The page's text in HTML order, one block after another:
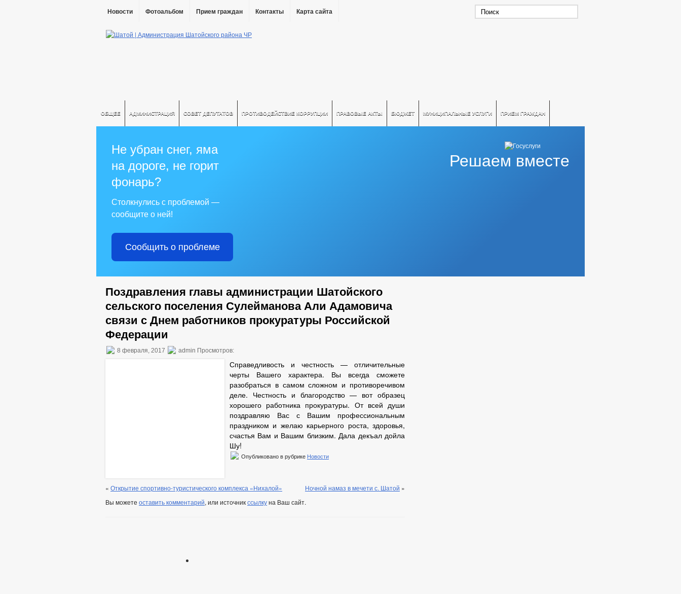
Новости Фотоальбом Прием граждан Контакты Карта сайта
ОБЩЕЕ АДМИНИСТРАЦИЯ СОВЕТ ДЕПУТАТОВ ПРОТИВОДЕЙСТВИЕ КОРРУПЦИИ ПРАВОВЫЕ АКТЫ БЮДЖЕТ МУНИЦИПАЛЬНЫЕ УСЛУГИ ПРИЕМ ГРАЖДАН
Решаем вместе
Не убран снег, яма
на дороге, не горит
фонарь?
Столкнулись с проблемой —
сообщите о ней!
Сообщить о проблеме
Поздравления главы администрации Шатойского
сельского поселения Сулейманова Али Адамовича
связи с Днем работников прокуратуры Российской
Федерации
8 февраля, 2017 admin Просмотров:
Справедливость и честность — отличительные
черты Вашего характера. Вы всегда сможете
разобраться в самом сложном и противоречивом
деле. Честность и благородство — вот образец
хорошего работника прокуратуры. От всей души
поздравляю Вас с Вашим профессиональным
праздником и желаю карьерного роста, здоровья,
счастья Вам и Вашим близким. Дала декъал дойла
Шу!
Опубликовано в рубрике Новости
« Открытие спортивно-туристического комплекса «Нихалой» Ночной намаз в мечети с. Шатой »
Вы можете оставить комментарий, или источникссылкуна Ваш сайт.